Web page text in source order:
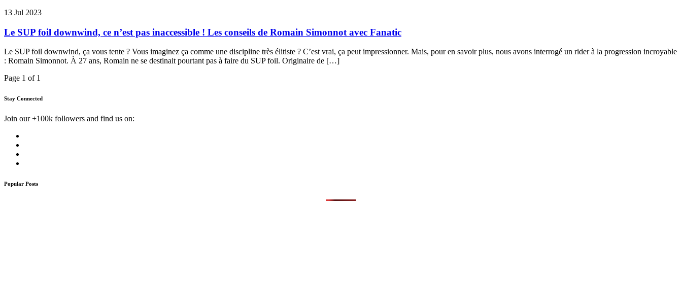
13 Jul 2023
Le SUP foil downwind, ce n’est pas inaccessible ! Les conseils de Romain Simonnot avec Fanatic
Le SUP foil downwind, ça vous tente ? Vous imaginez ça comme une discipline très élitiste ? C’est vrai, ça peut impressionner. Mais, pour en savoir plus, nous avons interrogé un rider à la progression incroyable
: Romain Simonnot. À 27 ans, Romain ne se destinait pourtant pas à faire du SUP foil. Originaire de […]
Page 1 of 1
Stay Connected
Join our +100k followers and find us on:
Popular Posts